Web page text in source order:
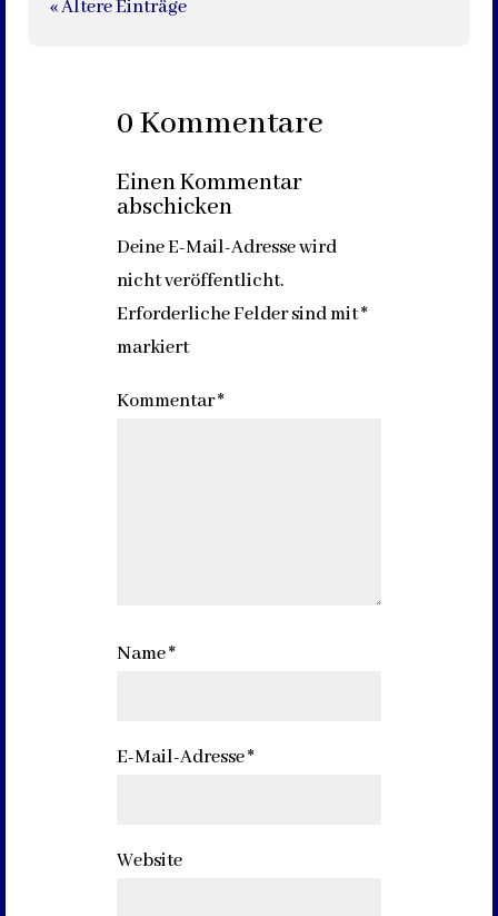
« Ältere Einträge
0 Kommentare
Einen Kommentar
abschicken
Deine E-Mail-Adresse wird
nicht veröffentlicht.
Erforderliche Felder sind mit*
markiert
Kommentar*
Name*
E-Mail-Adresse*
Website